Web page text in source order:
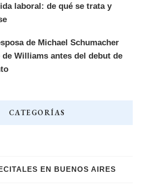
laboral: de qué se trata y
de Michael Schumacher
Williams antes del debut de
CATEGORÍAS
EN BUENOS AIRES